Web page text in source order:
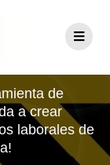
de
a crear
laborales de